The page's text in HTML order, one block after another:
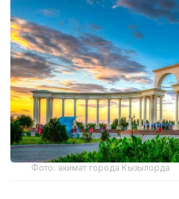
Фото: акимат города Кызылорда